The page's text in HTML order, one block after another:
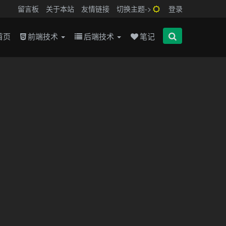
留言板 关于本站 友情链接 切换主题-> 登录
页 前端技术 后端技术 笔记